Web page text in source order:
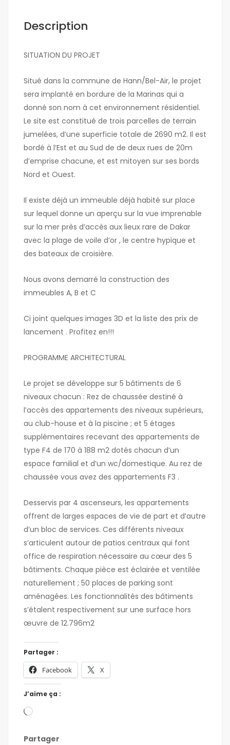
Description
SITUATION DU PROJET
Situé dans la commune de Hann/Bel-Air, le projet
sera implanté en bordure de la Marinas qui a
donné son nom à cet environnement résidentiel.
Le site est constitué de trois parcelles de terrain
jumelées, d’une superficie totale de 2690 m2. Il est
bordé à l’Est et au Sud de de deux rues de 20m
d’emprise chacune, et est mitoyen sur ses bords
Nord et Ouest.
Il existe déjà un immeuble déjà habité sur place
sur lequel donne un aperçu sur la vue imprenable
sur la mer près d’accès aux lieux rare de Dakar
avec la plage de voile d’or , le centre hypique et
des bateaux de croisière.
Nous avons demarré la construction des
immeubles A, B et C
Ci joint quelques images 3D et la liste des prix de
lancement . Profitez en!!!
PROGRAMME ARCHITECTURAL
Le projet se développe sur 5 bâtiments de 6
niveaux chacun : Rez de chaussée destiné à
l’accès des appartements des niveaux supérieurs,
au club-house et à la piscine ; et 5 étages
supplémentaires recevant des appartements de
type F4 de 170 à 188 m2 dotés chacun d’un
espace familial et d’un wc/domestique. Au rez de
chaussée vous avez des appartements F3 .
Desservis par 4 ascenseurs, les appartements
offrent de larges espaces de vie de part et d’autre
d’un bloc de services. Ces différents niveaux
s’articulent autour de patios centraux qui font
office de respiration nécessaire au cœur des 5
bâtiments. Chaque pièce est éclairée et ventilée
naturellement ; 50 places de parking sont
aménagées. Les fonctionnalités des bâtiments
s’étalent respectivement sur une surface hors
œuvre de 12.796m2
Partager :
Facebook X
J’aime ça :
Partager